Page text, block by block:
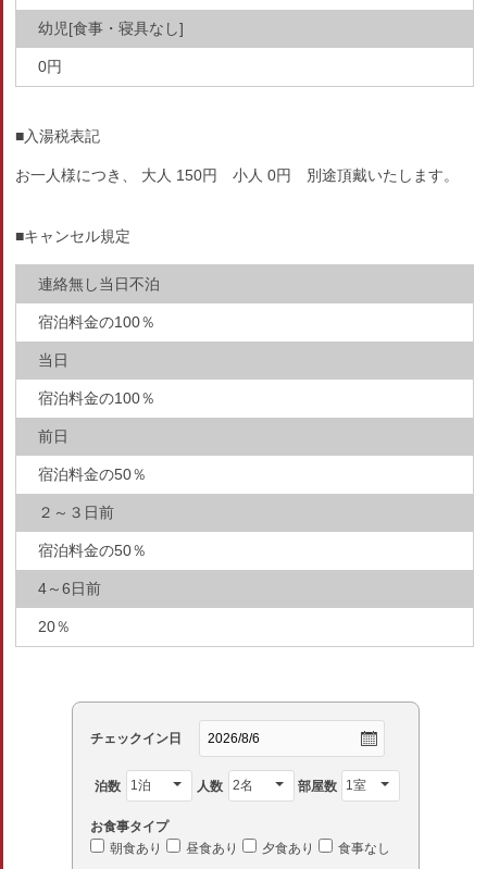
幼児[食事・寝具なし]
0円
■入湯税表記
お一人様につき、 大人 150円 小人 0円 別途頂戴いたします。
■キャンセル規定
連絡無し当日不泊
宿泊料金の100％
当日
宿泊料金の100％
前日
宿泊料金の50％
２～３日前
宿泊料金の50％
4～6日前
20％
チェックイン日
泊数 人数 部屋数
お食事タイプ
朝食あり
昼食あり 夕食あり 食事なし